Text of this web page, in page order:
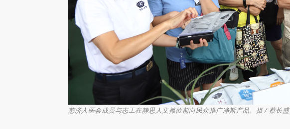
慈济人医会成员与志工在静思人文摊位前向民众推广净斯产品。摄 / 蔡长盛